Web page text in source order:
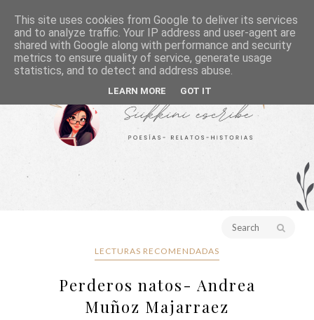
LECTURAS RECOMENDADAS
Perderos natos- Andrea
Muñoz Majarraez
This site uses cookies from Google to deliver its services
and to analyze traffic. Your IP address and user-agent are
shared with Google along with performance and security
metrics to ensure quality of service, generate usage
statistics, and to detect and address abuse.
LEARN MORE GOT IT